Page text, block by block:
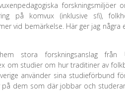
forskningsmiljöer
på komvux (inklusive sfi),
vid bemärkelse. Här ger jag
forskningsanslag från
om studier om hur traditiner av
använder sina studieförbund
dem som där jobbar och